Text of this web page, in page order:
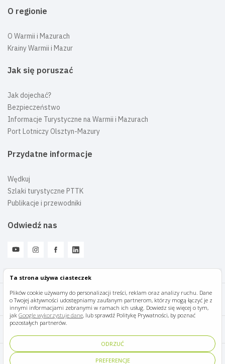
Ta strona używa ciasteczek
Plików cookie używamy do personalizacji treści, reklam oraz analizy ruchu. Dane
o Twojej aktywności udostępniamy zaufanym partnerom, którzy mogą łączyć je z
innymi informacjami zebranymi w ramach ich usług. Dowiedz się więcej o tym,
jak Google wykorzystuje dane, lub sprawdź Politykę Prywatności, by poznać
pozostałych partnerów.
ODRZUĆ
PREFERENCJE
O regionie
O Warmii i Mazurach
Krainy Warmii i Mazur
Jak się poruszać
Jak dojechać?
Bezpieczeństwo
Informacje Turystyczne na Warmii i Mazurach
Port Lotniczy Olsztyn-Mazury
Przydatne informacje
Wędkuj
Szlaki turystyczne PTTK
Publikacje i przewodniki
Odwiedź nas
Mazury Travel © 2026
Polityka prywatności